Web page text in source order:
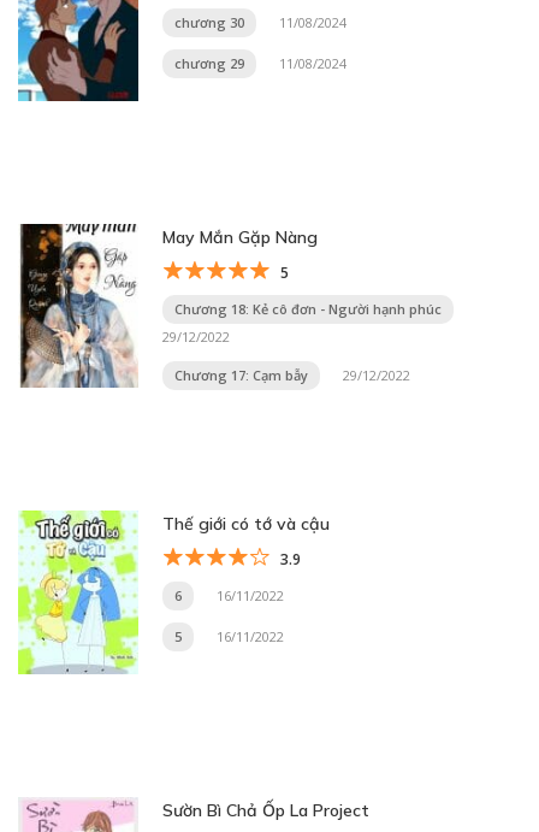
chương 30 11/08/2024
chương 29 11/08/2024
May Mắn Gặp Nàng
5
Chương 18: Kẻ cô đơn - Người hạnh phúc
29/12/2022
Chương 17: Cạm bẫy 29/12/2022
Thế giới có tớ và cậu
3.9
6 16/11/2022
5 16/11/2022
Sườn Bì Chả Ốp La Project